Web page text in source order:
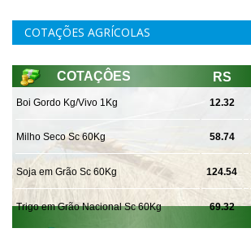
COTAÇÕES AGRÍCOLAS